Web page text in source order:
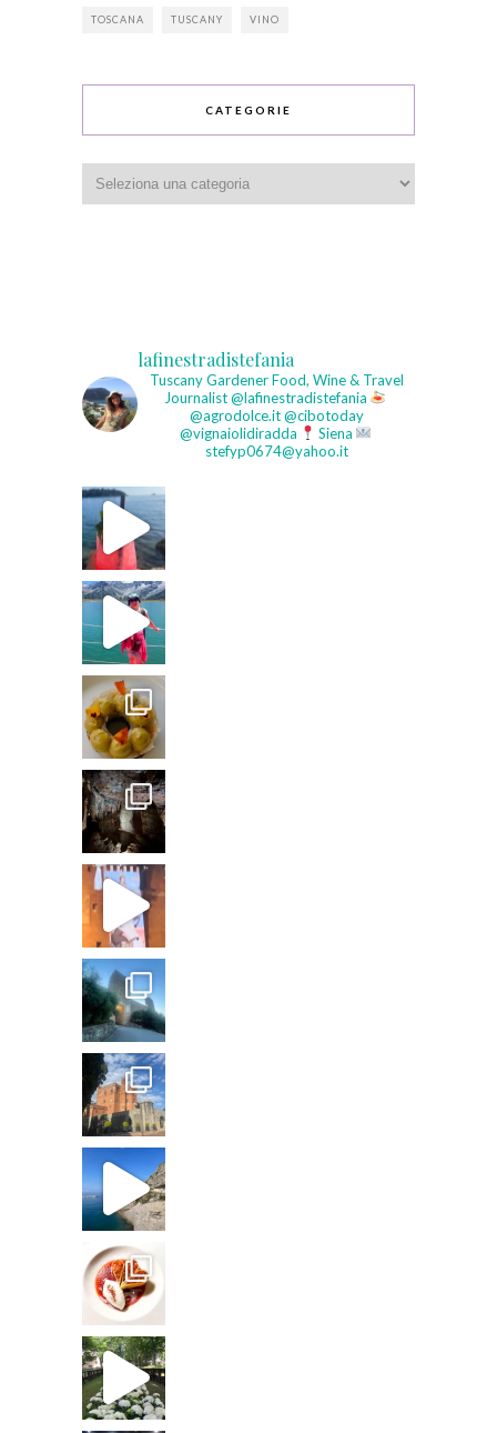
TOSCANA TUSCANY VINO
CATEGORIE
lafinestradistefania
Tuscany GardenerFood, Wine & Travel
Journalist@lafinestradistefania
@agrodolce.it @cibotoday
@vignaiolidiradda
Siena
stefyp0674@yahoo.it